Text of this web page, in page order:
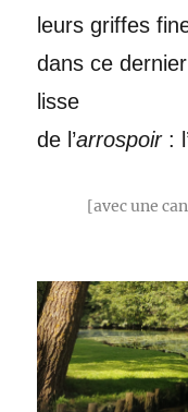
leurs griffes
dans ce
lisse
de l’arrospoir:
[avec une